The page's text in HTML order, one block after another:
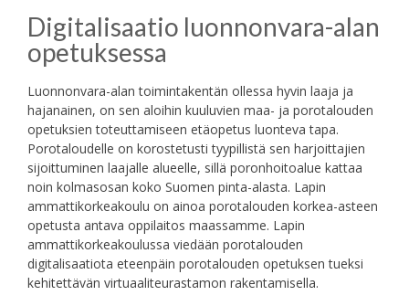
Digitalisaatio luonnonvara-alan
opetuksessa
Luonnonvara-alan toimintakentän ollessa hyvin laaja ja
hajanainen, on sen aloihin kuuluvien maa- ja porotalouden
opetuksien toteuttamiseen etäopetus luonteva tapa.
Porotaloudelle on korostetusti tyypillistä sen harjoittajien
sijoittuminen laajalle alueelle, sillä poronhoitoalue kattaa
noin kolmasosan koko Suomen pinta-alasta. Lapin
ammattikorkeakoulu on ainoa porotalouden korkea-asteen
opetusta antava oppilaitos maassamme. Lapin
ammattikorkeakoulussa viedään porotalouden
digitalisaatiota eteenpäin porotalouden opetuksen tueksi
kehitettävän virtuaaliteurastamon rakentamisella.